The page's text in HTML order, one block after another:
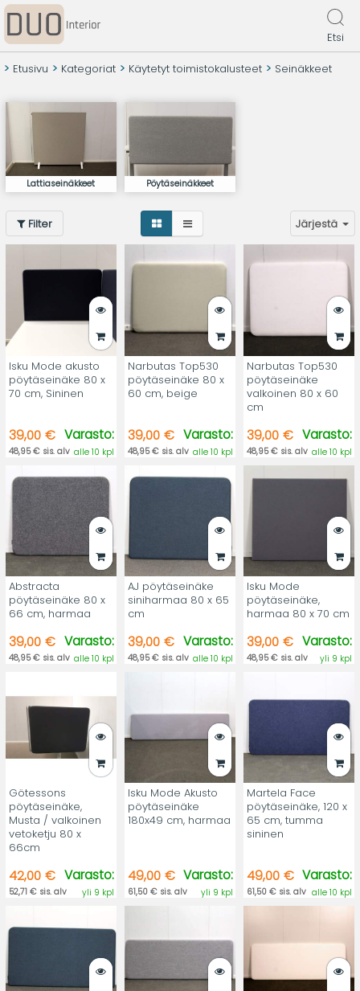
Etsi
Etusivu Kategoriat Käytetyt toimistokalusteet Seinäkkeet
Lattiaseinäkkeet Pöytäseinäkkeet
Filter Järjestä
Isku Mode akusto
pöytäseinäke 80 x
70 cm, Sininen
39,00 €
48,95 € sis. alv
Varasto:
alle 10 kpl
Narbutas Top530
pöytäseinäke 80 x
60 cm, beige
39,00 €
48,95 € sis. alv
Varasto:
alle 10 kpl
Narbutas Top530
pöytäseinäke
valkoinen 80 x 60
cm
39,00 €
48,95 € sis. alv
Varasto:
alle 10 kpl
Abstracta
pöytäseinäke 80 x
66 cm, harmaa
39,00 €
48,95 € sis. alv
Varasto:
alle 10 kpl
AJ pöytäseinäke
siniharmaa 80 x 65
cm
39,00 €
48,95 € sis. alv
Varasto:
alle 10 kpl
Isku Mode
pöytäseinäke,
harmaa 80 x 70 cm
39,00 €
48,95 € sis. alv
Varasto:
yli 9 kpl
Götessons
pöytäseinäke,
Musta / valkoinen
vetoketju 80 x
66cm
42,00 €
52,71 € sis. alv
Varasto:
yli 9 kpl
Isku Mode Akusto
pöytäseinäke
180x49 cm, harmaa
49,00 €
61,50 € sis. alv
Varasto:
yli 9 kpl
Martela Face
pöytäseinäke, 120 x
65 cm, tumma
sininen
49,00 €
61,50 € sis. alv
Varasto:
alle 10 kpl